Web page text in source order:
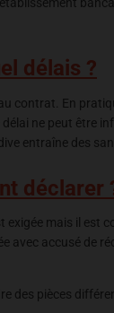
délais ?
contrat. En
ne peut être
entraîne des
déclarer
exigée mais il est
avec accusé de
des pièces